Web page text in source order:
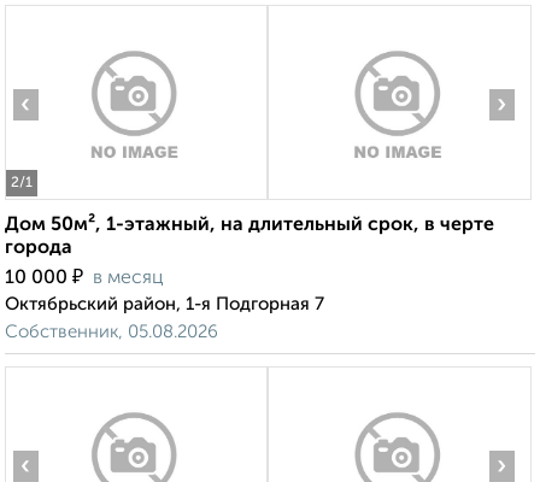
2/1
‹ ›
Дом 50м², 1-этажный, на длительный срок, в черте
города
10 000 ₽ в месяц
Октябрьский район, 1-я Подгорная 7
Собственник, 05.08.2026
‹ ›